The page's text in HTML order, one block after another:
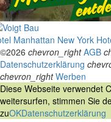
Manhattan New York
©2026 chevron_right AGB
Datenschutzerklärung
chevron_right Werben
Diese Webseite verwendet
weitersurfen, stimmen Sie
zuOKDatenschutzerklärung